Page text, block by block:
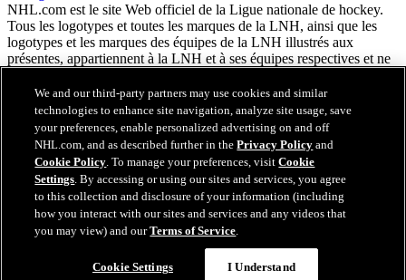
NHL.com est le site Web officiel de la Ligue nationale de hockey.
Tous les logotypes et toutes les marques de la LNH, ainsi que les
logotypes et les marques des équipes de la LNH illustrés aux
présentes, appartiennent à la LNH et à ses équipes respectives et ne
Enterprises, L.P. © LNH 2026. Tous droits réservés. Tous les
chandails d'équipe de la LNH personnalisés avec les noms des
joueurs de la LNH et leurs numéros sont officiellement sous license
de la LNH et de l'AJLNH. Le mot servant de marque Zamboni et la
configuration de la surfaceuse Zamboni sont des marques de
commerce déposées de Frank J. Zamboni & Co., Inc. © Frank J.
Zamboni & Co., Inc. 2026. Tous droits réservés. Toute autre marque
déposée ou tout droit d'auteur d'une tierce partie sont la propriété de
leurs auteurs respectifs. Tous droits réservés.
We and our third-party partners may use cookies and similar
technologies to enhance site navigation, analyze site usage, save
your preferences, enable personalized advertising on and off
NHL.com, and as described further in thePrivacy Policy and
Cookie Policy. To manage your preferences, visitCookie
Settings. By accessing or using our sites and services, you agree
to this collection and disclosure of your information (including
how you interact with our sites and services and any videos that
you may view) and ourTerms of Service.
Cookie Settings I Understand